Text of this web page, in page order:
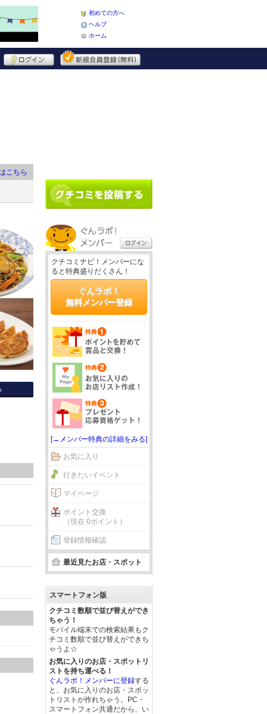
初めての方へ
ヘルプ
ホーム
こちら
クチコミナビ！メンバーにな
ると特典盛りだくさん！
ぐんラボ！
無料メンバー登録
[→メンバー特典の詳細をみる]
お気に入り
行きたいイベント
マイページ
ポイント交換
（現在 0ポイント）
登録情報確認
最近見たお店・スポット
スマートフォン版
クチコミ数順で並び替えができ
ちゃう！
モバイル端末での検索結果もク
チコミ数順で並び替えができち
ゃうよ☆
お気に入りのお店・スポットリ
ストを持ち運べる！
ぐんラボ！メンバーに登録する
と、お気に入りのお店・スポッ
トリストが作れちゃう。PC・
スマートフォン共通だから、い